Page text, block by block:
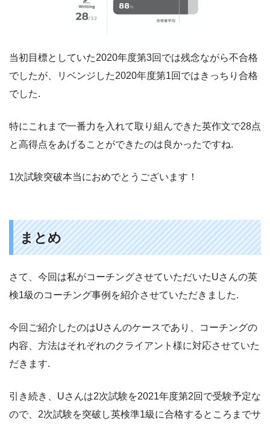
当初目標としていた2020年度第3回では残念ながら不合格
でしたが、リベンジした2020年度第1回ではきっちり合格
でした.
特にこれまで一番力を入れて取り組んできた英作文で28点
と高得点をあげることができたのは良かったですね.
1次試験突破本当におめでとうございます！
まとめ
さて、今回は私がコーチングさせていただいたUさんの英
検1級のコーチング事例を紹介させていただきました.
今回ご紹介したのはUさんのケースであり、コーチングの
内容、方法はそれぞれのクライアント様に対応させていた
だきます.
引き続き、Uさんは2次試験を2021年度第2回で受験予定な
ので、2次試験を突破し英検準1級に合格するところまでサ